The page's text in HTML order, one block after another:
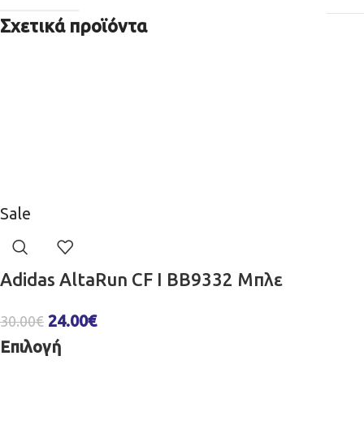
Σχετικά προϊόντα
Sale
Adidas AltaRun CF I BB9332 Μπλε
30.00€ 24.00€
Επιλογή